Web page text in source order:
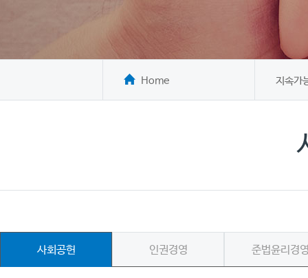
Home 지속가
사회공헌 인권경영 준법윤리경